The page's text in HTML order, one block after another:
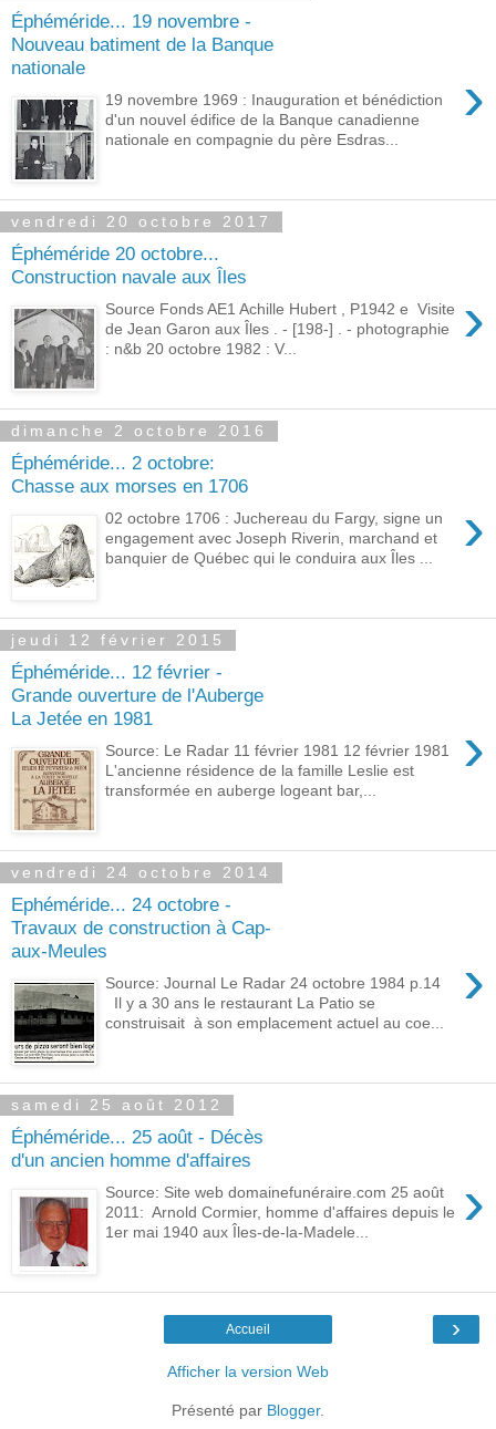
Éphéméride... 19 novembre -
Nouveau batiment de la Banque
nationale
›
19 novembre 1969 : Inauguration et bénédiction
d'un nouvel édifice de la Banque canadienne
nationale en compagnie du père Esdras...
vendredi 20 octobre 2017
Éphéméride 20 octobre...
Construction navale aux Îles
›
Source Fonds AE1 Achille Hubert , P1942 e Visite
de Jean Garon aux Îles . - [198-] . - photographie
: n&b 20 octobre 1982 : V...
dimanche 2 octobre 2016
Éphéméride... 2 octobre:
Chasse aux morses en 1706
›
02 octobre 1706 : Juchereau du Fargy, signe un
engagement avec Joseph Riverin, marchand et
banquier de Québec qui le conduira aux Îles ...
jeudi 12 février 2015
Éphéméride... 12 février -
Grande ouverture de l'Auberge
La Jetée en 1981
›
Source: Le Radar 11 février 1981 12 février 1981
L'ancienne résidence de la famille Leslie est
transformée en auberge logeant bar,...
vendredi 24 octobre 2014
Ephéméride... 24 octobre -
Travaux de construction à Cap-
aux-Meules
›
Source: Journal Le Radar 24 octobre 1984 p.14
Il y a 30 ans le restaurant La Patio se
construisait à son emplacement actuel au coe...
samedi 25 août 2012
Éphéméride... 25 août - Décès
d'un ancien homme d'affaires
›
Source: Site web domainefunéraire.com 25 août
2011: Arnold Cormier, homme d'affaires depuis le
1er mai 1940 aux Îles-de-la-Madele...
›
Accueil
Afficher la version Web
Présenté par Blogger.